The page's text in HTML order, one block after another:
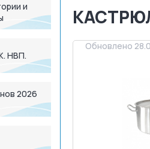
и
НВП.
2026
Обновлено